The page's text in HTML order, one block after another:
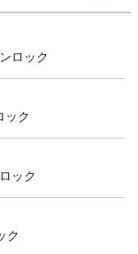
ロック
ック
ック
ク